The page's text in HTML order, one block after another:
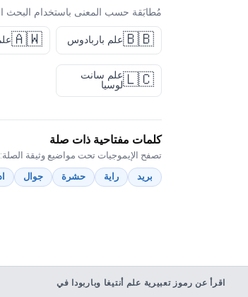
مُطابَقة حسب المعنى باستخدام البحث
🇧🇧علم باربادوس 🇦🇼
🇱🇨علم سانت
لوسيا
كلمات مفتاحية ذات صلة
تصفح الإيموجيات تحت مواضيع وثيقة الصلة:
بريد
راية حشرة جوال
اقرأ عن رموز تعبيرية علم أنتيغا وباربودا في